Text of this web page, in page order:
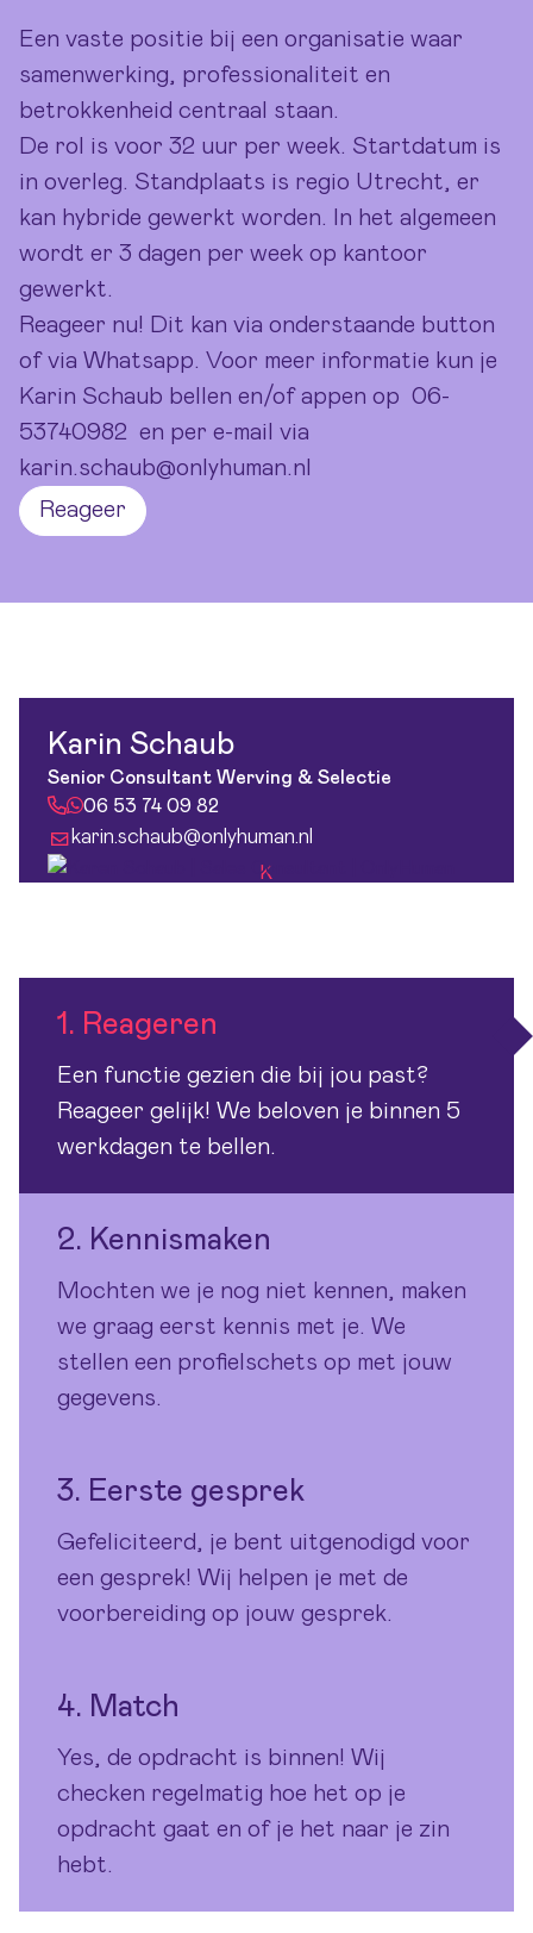
Een vaste positie bij een organisatie waar
samenwerking, professionaliteit en
betrokkenheid centraal staan.
De rol is voor 32 uur per week. Startdatum is
in overleg. Standplaats is regio Utrecht, er
kan hybride gewerkt worden. In het algemeen
wordt er 3 dagen per week op kantoor
gewerkt.
Reageer nu! Dit kan via onderstaande button
of via Whatsapp. Voor meer informatie kun je
Karin Schaub bellen en/of appen op 06-
53740982 en per e-mail via
karin.schaub@onlyhuman.nl
Reageer
Karin Schaub
Senior Consultant Werving & Selectie
06 53 74 09 82
karin.schaub@onlyhuman.nl
K
1. Reageren
Een functie gezien die bij jou past?
Reageer gelijk! We beloven je binnen 5
werkdagen te bellen.
2. Kennismaken
Mochten we je nog niet kennen, maken
we graag eerst kennis met je. We
stellen een profielschets op met jouw
gegevens.
3. Eerste gesprek
Gefeliciteerd, je bent uitgenodigd voor
een gesprek! Wij helpen je met de
voorbereiding op jouw gesprek.
4. Match
Yes, de opdracht is binnen! Wij
checken regelmatig hoe het op je
opdracht gaat en of je het naar je zin
hebt.